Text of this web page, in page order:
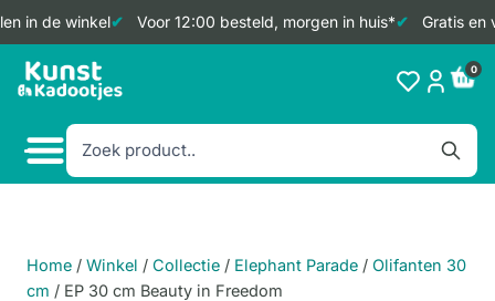
in de winkel Voor 12:00 besteld, morgen in huis* Gratis en
Doorgaan
naar
0
Home / Winkel / Collectie / Elephant Parade / Olifanten 30
cm / EP 30 cm Beauty in Freedom